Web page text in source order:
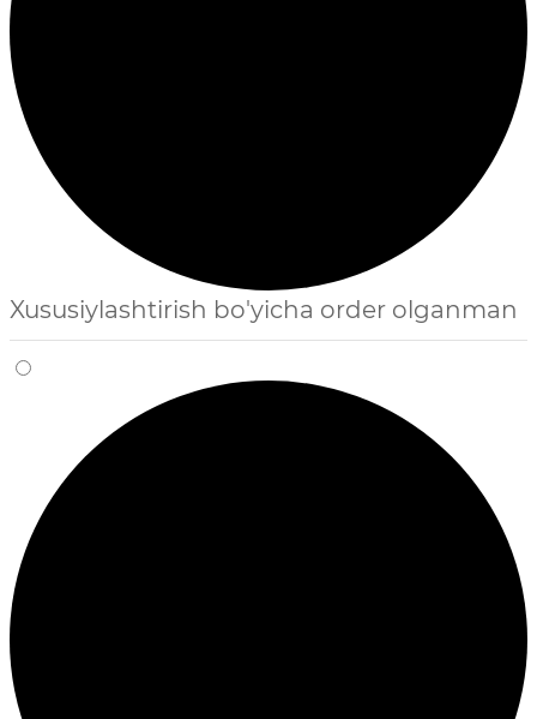
Xususiylashtirish bo'yicha order olganman